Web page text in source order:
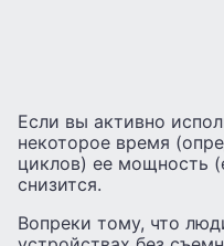
Если вы активно
некоторое время
циклов) ее мощность
снизится.
Вопреки тому, что